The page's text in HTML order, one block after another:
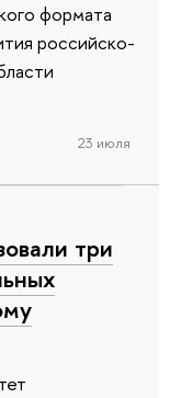
формата
российско-
23 июля
три